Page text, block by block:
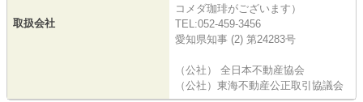
取扱会社
コメダ珈琲がございます）
TEL:052-459-3456
愛知県知事 (2) 第24283号
（公社） 全日本不動産協会
（公社）東海不動産公正取引協議会